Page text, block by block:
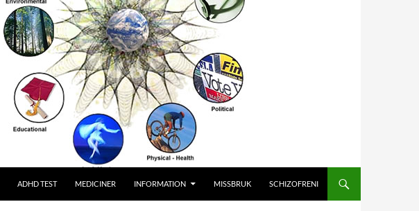
ADHD TEST MEDICINER INFORMATION MISSBRUK SCHIZOFRENI